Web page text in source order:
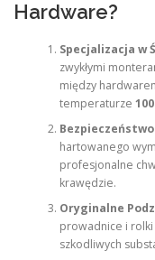
Hardware?
Specjalizacja w
zwykłymi
między
temperaturze
Bezpieczeństwo
hartowanego
profesjonalne
krawędzie.
Oryginalne
prowadnice i
szkodliwych